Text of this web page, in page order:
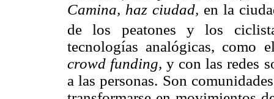
Camina, haz ciudad, en la
de los peatones y los
tecnologías analógicas, como
crowd funding, y con las redes
a las personas. Son